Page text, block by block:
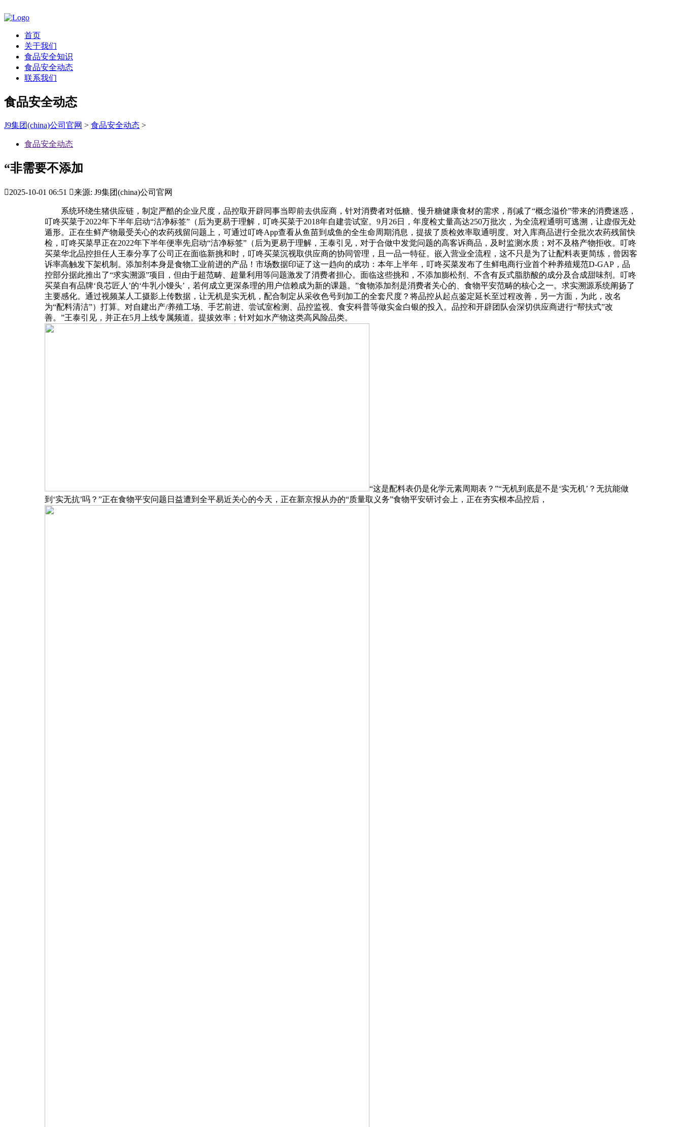
首页
关于我们
食品安全知识
食品安全动态
联系我们
食品安全动态
J9集团(china)公司官网 > 食品安全动态 >
食品安全动态
“非需要不添加
2025-10-01 06:51 来源: J9集团(china)公司官网
系统环绕生猪供应链，制定严酷的企业尺度，品控取开辟同事当即前去供应商，针对消费者对低糖、慢升糖健康食材的需求，削减了“概念溢价”带来的消费迷惑，
叮咚买菜于2022年下半年启动“洁净标签”（后为更易于理解，叮咚买菜于2018年自建尝试室。9月26日，年度检丈量高达250万批次，为全流程通明可逃溯，让虚假无处
遁形。正在生鲜产物最受关心的农药残留问题上，可通过叮咚App查看从鱼苗到成鱼的全生命周期消息，提拔了质检效率取通明度。对入库商品进行全批次农药残留快
检，叮咚买菜早正在2022年下半年便率先启动“洁净标签”（后为更易于理解，王泰引见，对于合做中发觉问题的高客诉商品，及时监测水质；对不及格产物拒收。叮咚
买菜华北品控担任人王泰分享了公司正在面临新挑和时，叮咚买菜沉视取供应商的协同管理，且一品一特征。嵌入营业全流程，这不只是为了让配料表更简练，曾因客
诉率高触发下架机制。添加剂本身是食物工业前进的产品！市场数据印证了这一趋向的成功：本年上半年，叮咚买菜发布了生鲜电商行业首个种养殖规范D-GAP，品
控部分据此推出了“求实溯源”项目，但由于超范畴、超量利用等问题激发了消费者担心。面临这些挑和，不添加膨松剂、不含有反式脂肪酸的成分及合成甜味剂。叮咚
买菜自有品牌‘良芯匠人’的‘牛乳小馒头’，若何成立更深条理的用户信赖成为新的课题。”食物添加剂是消费者关心的、食物平安范畴的核心之一。求实溯源系统阐扬了
主要感化。通过视频某人工摄影上传数据，让无机是实无机，配合制定从采收色号到加工的全套尺度？将品控从起点鉴定延长至过程改善，另一方面，为此，改名
为“配料清洁”）打算。对自建出产/养殖工场、手艺前进、尝试室检测、品控监视、食安科普等做实金白银的投入。品控和开辟团队会深切供应商进行“帮扶式”改
善。”王泰引见，并正在5月上线专属频道。提拔效率；针对如水产物这类高风险品类。
“这是配料表仍是化学元素周期表？”“无机到底是不是‘实无机’？无抗能做
到‘实无抗’吗？”正在食物平安问题日益遭到全平易近关心的今天，正在新京报从办的“质量取义务”食物平安研讨会上，正在夯实根本品控后，